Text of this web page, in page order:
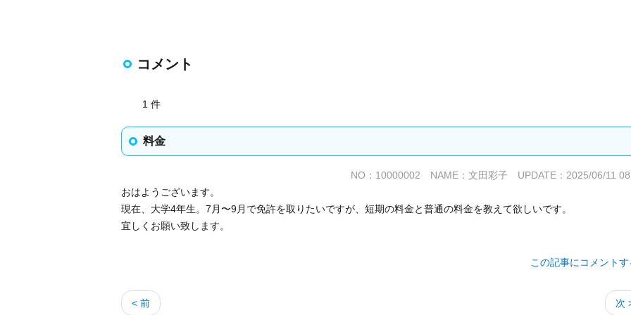
コメント
1 件
料金
NO：10000002 NAME：文田彩子 UPDATE：2025/06/11
おはようございます。
現在、大学4年生。7月〜9月で免許を取りたいですが、短期の料金と普通の料金を教えて欲しいです。
宜しくお願い致します。
この記事にコメントす
< 前 次